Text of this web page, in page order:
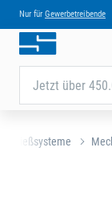
Nur für Gewerbetreibende
Jetzt über